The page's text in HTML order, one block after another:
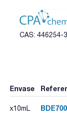
CAS: 446254-
Envase
x10mL